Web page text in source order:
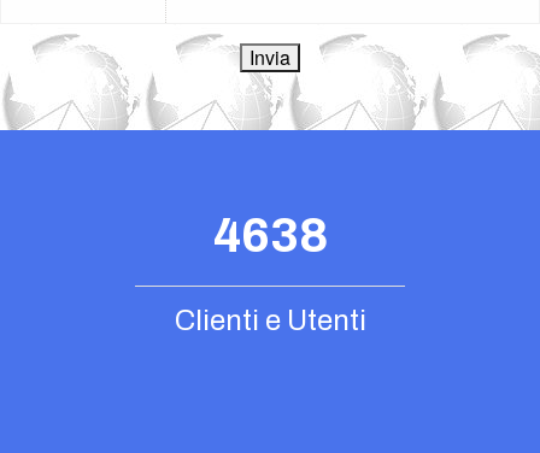
4638
Clienti e Utenti